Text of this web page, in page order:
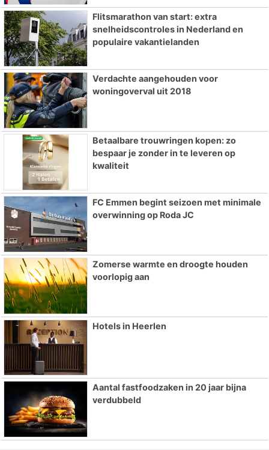
Flitsmarathon van start: extra
snelheidscontroles in Nederland en
populaire vakantielanden
Verdachte aangehouden voor
woningoverval uit 2018
Betaalbare trouwringen kopen: zo
bespaar je zonder in te leveren op
kwaliteit
FC Emmen begint seizoen met minimale
overwinning op Roda JC
Zomerse warmte en droogte houden
voorlopig aan
Hotels in Heerlen
Aantal fastfoodzaken in 20 jaar bijna
verdubbeld